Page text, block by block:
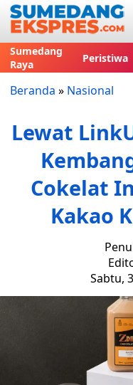
Sumedang
Raya
Peristiwa
Beranda » Nasional
Lewat
Cokelat
Kakao
Sabtu,